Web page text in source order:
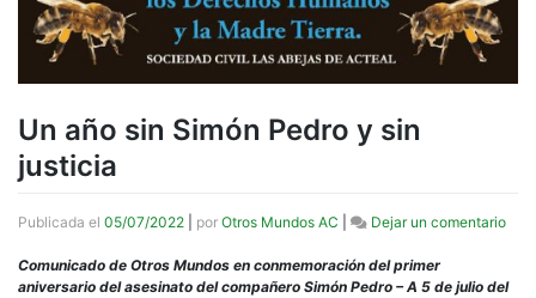
Un año sin Simón Pedro y sin
justicia
Publicada el 05/07/2022 por Otros Mundos AC Dejar un comentarioen
sin
Comunicado de Otros Mundos en conmemoración del primer
aniversario del asesinato del compañero Simón Pedro – A 5 de julio del